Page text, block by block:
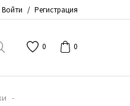
Войти / Регистрация
0 0